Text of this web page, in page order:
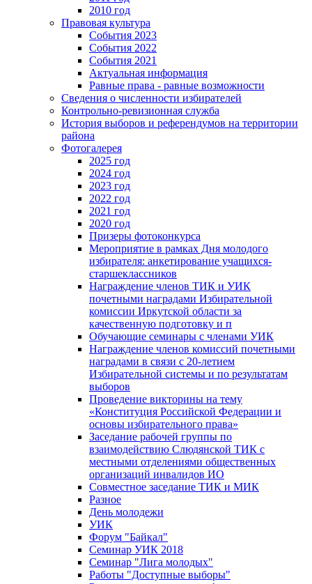
2010 год
Правовая культура
События 2023
События 2022
События 2021
Актуальная информация
Равные права - равные возможности
Сведения о численности избирателей
Контрольно-ревизионная служба
История выборов и референдумов на территории
района
Фотогалерея
2025 год
2024 год
2023 год
2022 год
2021 год
2020 год
Призеры фотоконкурса
Мероприятие в рамках Дня молодого
избирателя: анкетирование учащихся-
старшеклассников
Награждение членов ТИК и УИК
почетными наградами Избирательной
комиссии Иркутской области за
качественную подготовку и п
Обучающие семинары с членами УИК
Награждение членов комиссий почетными
наградами в связи с 20-летием
Избирательной системы и по результатам
выборов
Проведение викторины на тему
«Конституция Российской Федерации и
основы избирательного права»
Заседание рабочей группы по
взаимодействию Слюдянской ТИК с
местными отделениями общественных
организаций инвалидов ИО
Совместное заседание ТИК и МИК
Разное
День молодежи
УИК
Форум "Байкал"
Семинар УИК 2018
Семинар "Лига молодых"
Работы "Доступные выборы"